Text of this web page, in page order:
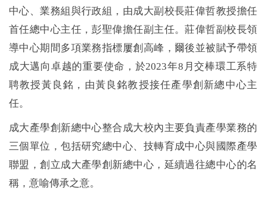
計畫申辦
加速器
數位課程
醫療聯盟
永續專區
中心、業務組與行政組，由成大副校長莊偉哲教授擔任
首任總中心主任，彭聖偉擔任副主任。莊偉哲副校長領
導中心期間多項業務指標屢創高峰，爾後並被賦予帶領
成大邁向卓越的重要使命，於2023年8 月交棒環工系特
聘教授黃良銘，由黃良銘教授接任產學創新總中心主
任。
成大產學創新總中心整合成大校內主要負責產學業務的
三個單位，包括研究總中心、技轉育成中心與國際產學
聯盟，創立成大產學創新總中心，延續過往總中心的名
稱，意喻傳承之意。